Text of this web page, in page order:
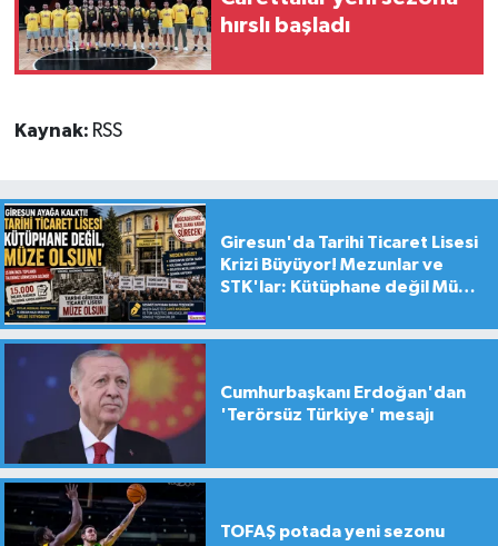
hırslı başladı
Kaynak: RSS
Giresun'da Tarihi Ticaret Lisesi
Krizi Büyüyor! Mezunlar ve
STK'lar: Kütüphane değil Müze
Cumhurbaşkanı Erdoğan'dan
'Terörsüz Türkiye' mesajı
TOFAŞ potada yeni sezonu